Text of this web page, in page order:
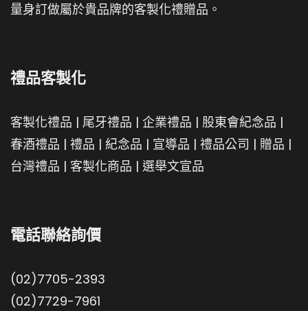
量身訂做屬於貴品牌的客製化禮贈品。
禮品客製化
客製化禮品 | 尾牙禮品 | 企業禮品 | 股東會紀念品 |
春酒禮品 | 禮品 | 紀念品 | 宣導品 | 禮品公司 | 贈品 |
台灣禮品 | 客製化商品 | 選舉文宣品
電話聯絡詢價
(02)7705-2393
(02)7729-7961